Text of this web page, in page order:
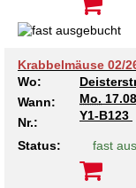
Krabbelmäuse 02/
Wo:
Wann:
Mo.
Nr.:
Y1-B123
Status: fast